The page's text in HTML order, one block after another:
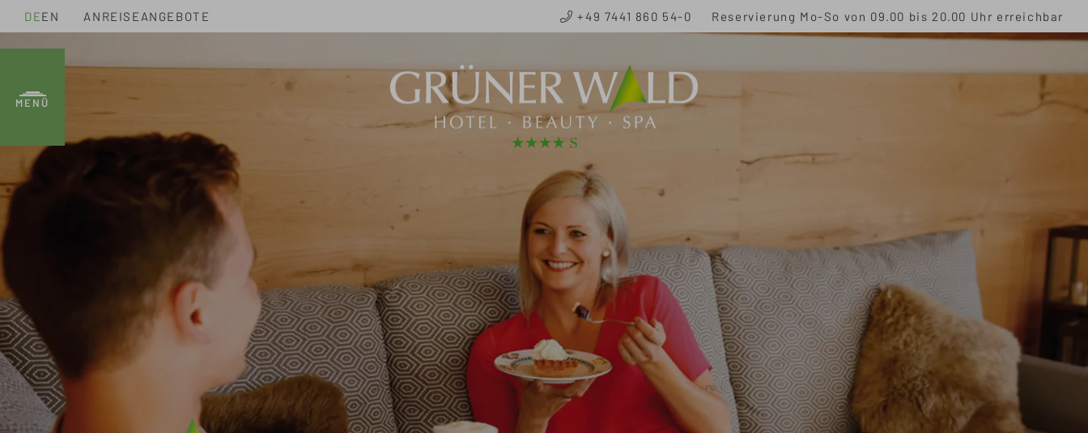
DEEN ANREISE ANGEBOTE +49 7441 860 54-0 Reservierung Mo-So von 09.00 bis 20.00 Uhr erreichbar
MENÜ